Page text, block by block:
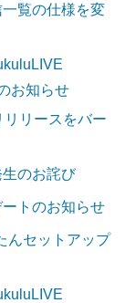
一覧の仕様を変
お知らせ
リリースをバー
のお詫び
トのお知らせ
んセットアップ